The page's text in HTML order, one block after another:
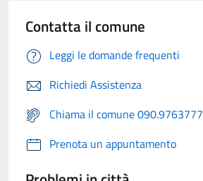
Contatta il comune
Leggi le domande frequenti
Richiedi Assistenza
Chiama il comune 090.9763777
Prenota un appuntamento